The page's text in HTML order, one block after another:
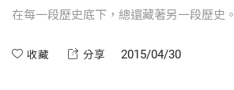
在每一段歷史底下，總還藏著另一段歷史。
收藏 分享 2015/04/30